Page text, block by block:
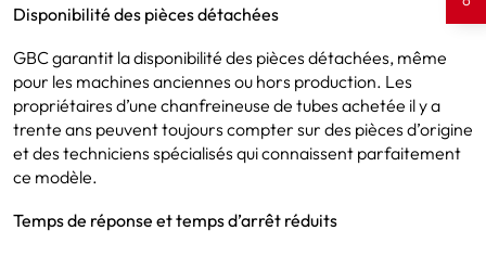
Disponibilité des pièces détachées
GBC garantit la disponibilité des pièces détachées, même
pour les machines anciennes ou hors production. Les
propriétaires d’une chanfreineuse de tubes achetée il y a
trente ans peuvent toujours compter sur des pièces d’origine
et des techniciens spécialisés qui connaissent parfaitement
ce modèle.
Temps de réponse et temps d’arrêt réduits